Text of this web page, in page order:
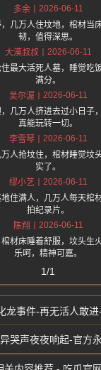
多余
2026-06-11
几万人住坟地，棺材当
韧，值得深思。
大漠叔叔
2026-06-11
最大活死人墓，睡觉吃
满分。
吴尔渥
2026-06-11
几万人挤进去过小日子
真能玩转一切。
李雪琴
2026-06-11
人抢坟住，棺材睡觉坟
实了。
缪小艺
2026-06-11
住满人，几万人每天棺
拍纪录片。
陈翔
2026-06-11
材床睡着舒服，坟头生
乐呵，精神可嘉。
1/1
件-再无活人敢进-千年巨蟒
夜夜响起-官方永久封锁海